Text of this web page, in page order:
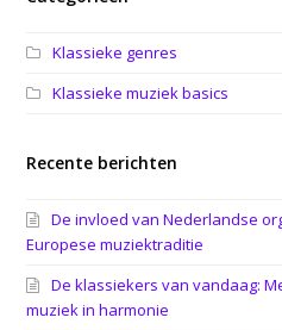
Klassieke genres
Klassieke muziek basics
Recente berichten
De invloed van Nederlandse
Europese muziektraditie
De klassiekers van vandaag:
muziek in harmonie